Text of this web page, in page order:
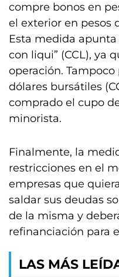
compre bonos en
el exterior en pesos
Esta medida
con liqui” (CCL), ya
operación.
dólares bursátiles
comprado el cupo
minorista.
Finalmente, la
restricciones en el
empresas que
saldar sus deudas
de la misma y
refinanciación para
LAS MÁS